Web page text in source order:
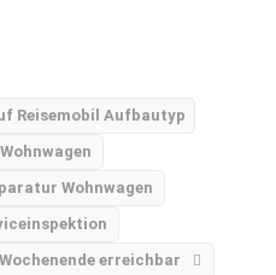
Reisemobil Aufbautyp
Wohnwagen
erreichbar